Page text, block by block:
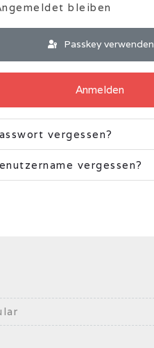
bleiben
Passkey verwenden
Anmelden
vergessen?
vergessen?